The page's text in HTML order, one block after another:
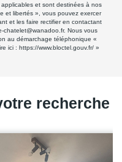
et sont destinées à nos
et libertés », vous pouvez exercer
et les faire rectifier en contactant
chatelet@wanadoo.fr. Nous vous
au démarchage téléphonique «
ici : https://www.bloctel.gouv.fr/»
recherche